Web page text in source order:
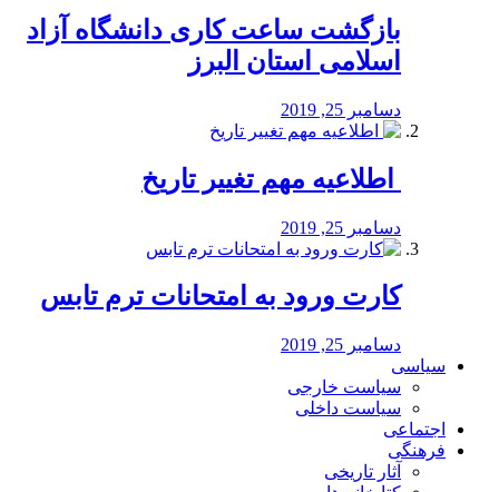
بازگشت ساعت کاری دانشگاه آزاد
اسلامی استان البرز
دسامبر 25, 2019
️ اطلاعیه مهم تغییر تاریخ
دسامبر 25, 2019
کارت ورود به امتحانات ترم تابس
دسامبر 25, 2019
سیاسی
سیاست خارجی
سیاست داخلی
اجتماعی
فرهنگی
آثار تاریخی